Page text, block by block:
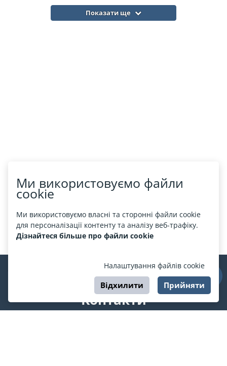
Ми використовуємо файли
cookie
Ми використовуємо власні та сторонні файли cookie
для персоналізації контенту та аналізу веб-трафіку.
Дізнайтеся більше про файли cookie
Налаштування файлів cookie
Відхилити Прийняти
Показати ще
Контакти